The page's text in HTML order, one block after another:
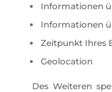
Informationen
Informationen
Zeitpunkt Ihres
Geolocation
Des Weiteren